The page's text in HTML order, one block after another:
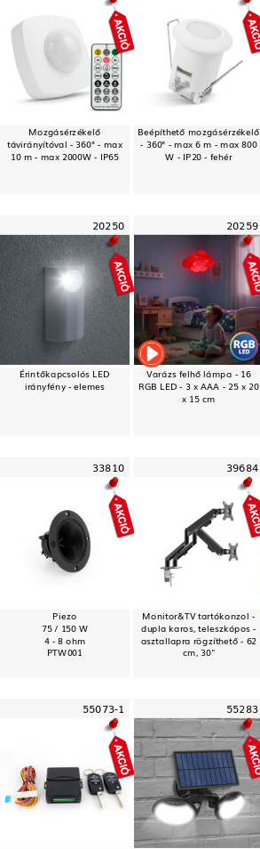
Mozgásérzékelő
távirányítóval - 360° - max
10 m - max 2000W - IP65
Beépíthető mozgásérzékelő
- 360° - max 6 m - max 800
W - IP20 - fehér
20250
Érintőkapcsolós LED
irányfény - elemes
20259
Varázs felhő lámpa - 16
RGB LED - 3 x AAA - 25 x 20
x 15 cm
33810
Piezo
75 / 150 W
4 - 8 ohm
PTW001
39684
Monitor&TV tartókonzol -
dupla karos, teleszkópos -
asztallapra rögzíthető - 62
cm, 30"
55073-1 55283